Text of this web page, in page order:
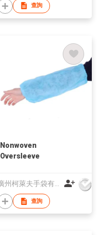
查詢
Nonwoven
Oversleeve
查詢